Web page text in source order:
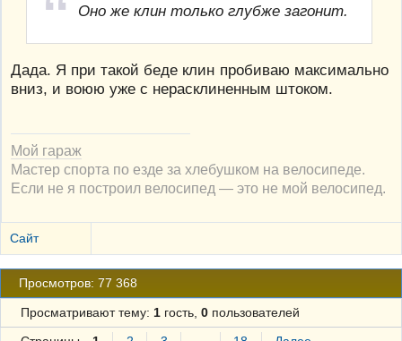
Оно же клин только глубже загонит.
Дада. Я при такой беде клин пробиваю максимально
вниз, и воюю уже с нерасклиненным штоком.
Мой гараж
Мастер спорта по езде за хлебушком на велосипеде.
Если не я построил велосипед — это не мой велосипед.
Сайт
Просмотров: 77 368
Просматривают тему: 1гость, 0пользователей